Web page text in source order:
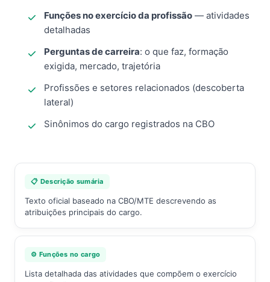
Funções no exercício da profissão — atividades
detalhadas
Perguntas de carreira: o que faz, formação
exigida, mercado, trajetória
Profissões e setores relacionados (descoberta
lateral)
Sinônimos do cargo registrados na CBO
📋 Descrição sumária
Texto oficial baseado na CBO/MTE descrevendo as
atribuições principais do cargo.
⚙️ Funções no cargo
Lista detalhada das atividades que compõem o exercício